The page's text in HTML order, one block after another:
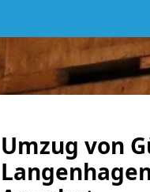
Umzug von